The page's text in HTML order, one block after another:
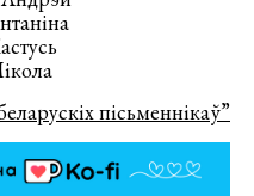
пісьменнікаў”